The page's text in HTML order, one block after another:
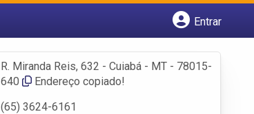
Entrar
Fazer login
Criar conta
R. Miranda Reis, 632 - Cuiabá - MT - 78015-
640
Endereço copiado!
(65) 3624-6161